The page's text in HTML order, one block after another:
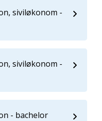
siviløkonom -
siviløkonom -
- bachelor